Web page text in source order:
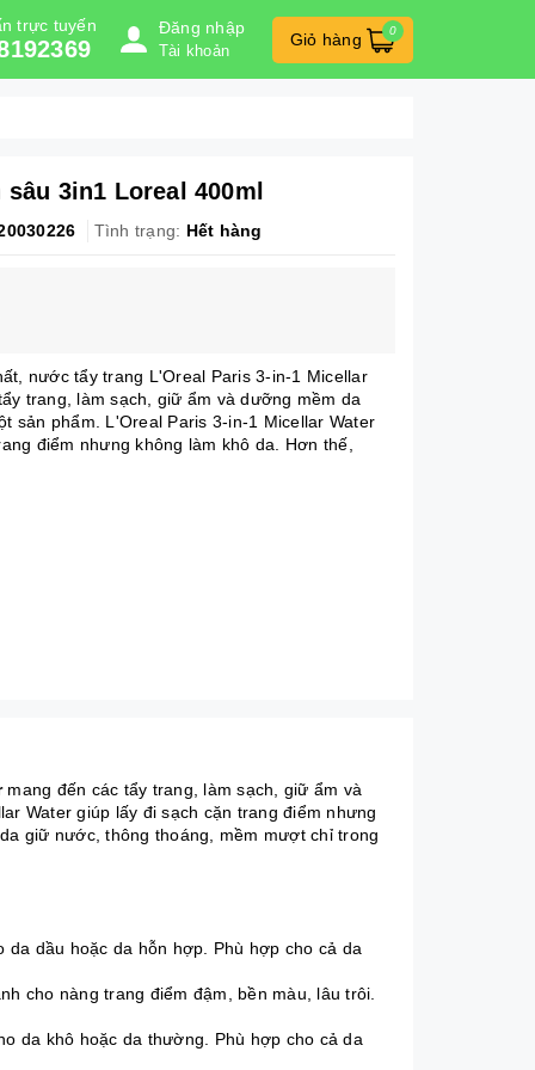
trực tuyến Đăng nhập
Tài khoản
Giỏ hàng 0
3in1 Loreal 400ml
Tình trạng: Hết hàng
nước tẩy trang L'Oreal Paris 3-in-1 Micellar
trang, làm sạch, giữ ẩm và dưỡng mềm da
sản phẩm. L'Oreal Paris 3-in-1 Micellar Water
điểm nhưng không làm khô da. Hơn thế,
mang đến các tẩy trang, làm sạch, giữ ẩm và
Water giúp lấy đi sạch cặn trang điểm nhưng
giữ nước, thông thoáng, mềm mượt chỉ trong
dầu hoặc da hỗn hợp. Phù hợp cho cả da
cho nàng trang điểm đậm, bền màu, lâu trôi.
da khô hoặc da thường. Phù hợp cho cả da